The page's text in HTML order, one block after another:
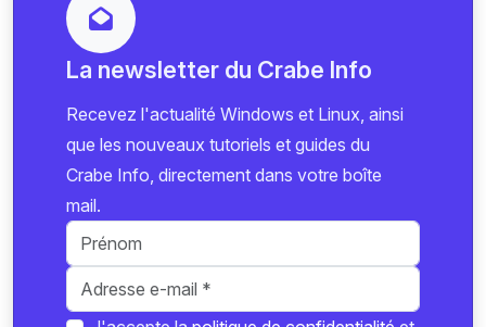
La newsletter du Crabe Info
Recevez l'actualité Windows et Linux, ainsi
que les nouveaux tutoriels et guides du
Crabe Info, directement dans votre boîte
mail.